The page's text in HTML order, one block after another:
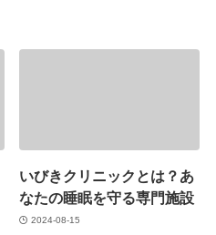
いびきクリニックとは？あ
なたの睡眠を守る専門施設
2024-08-15